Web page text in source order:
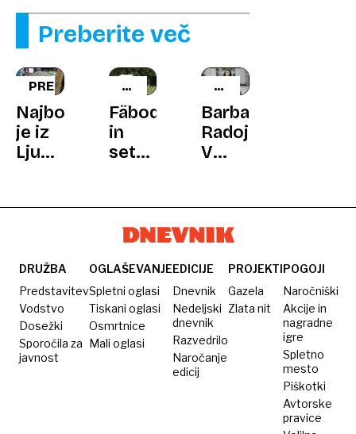
Preberite več
PREHRANA
Najboljše
je iz
Ljubljane.
potrebno
kislo
zelje?
UNESCOVA
ZAŠČITA
Fäbod
in
seter:
norveške
planšarske
VEGANSKA
KUHARICA
Barbara
Radojlovič:
V
ne
iščemo
okusov
DRUŽBA
Predstavitev
Vodstvo
Dosežki
Sporočila za
javnost
OGLAŠEVANJE
Spletni oglasi
Tiskani oglasi
Osmrtnice
Mali oglasi
EDICIJE
Dnevnik
Nedeljski
dnevnik
Razvedrilo
Naročanje
edicij
PROJEKTI
Gazela
Zlata nit
POGOJI
Naročniški
Akcije in
nagradne
igre
Spletno
mesto
Piškotki
Avtorske
pravice